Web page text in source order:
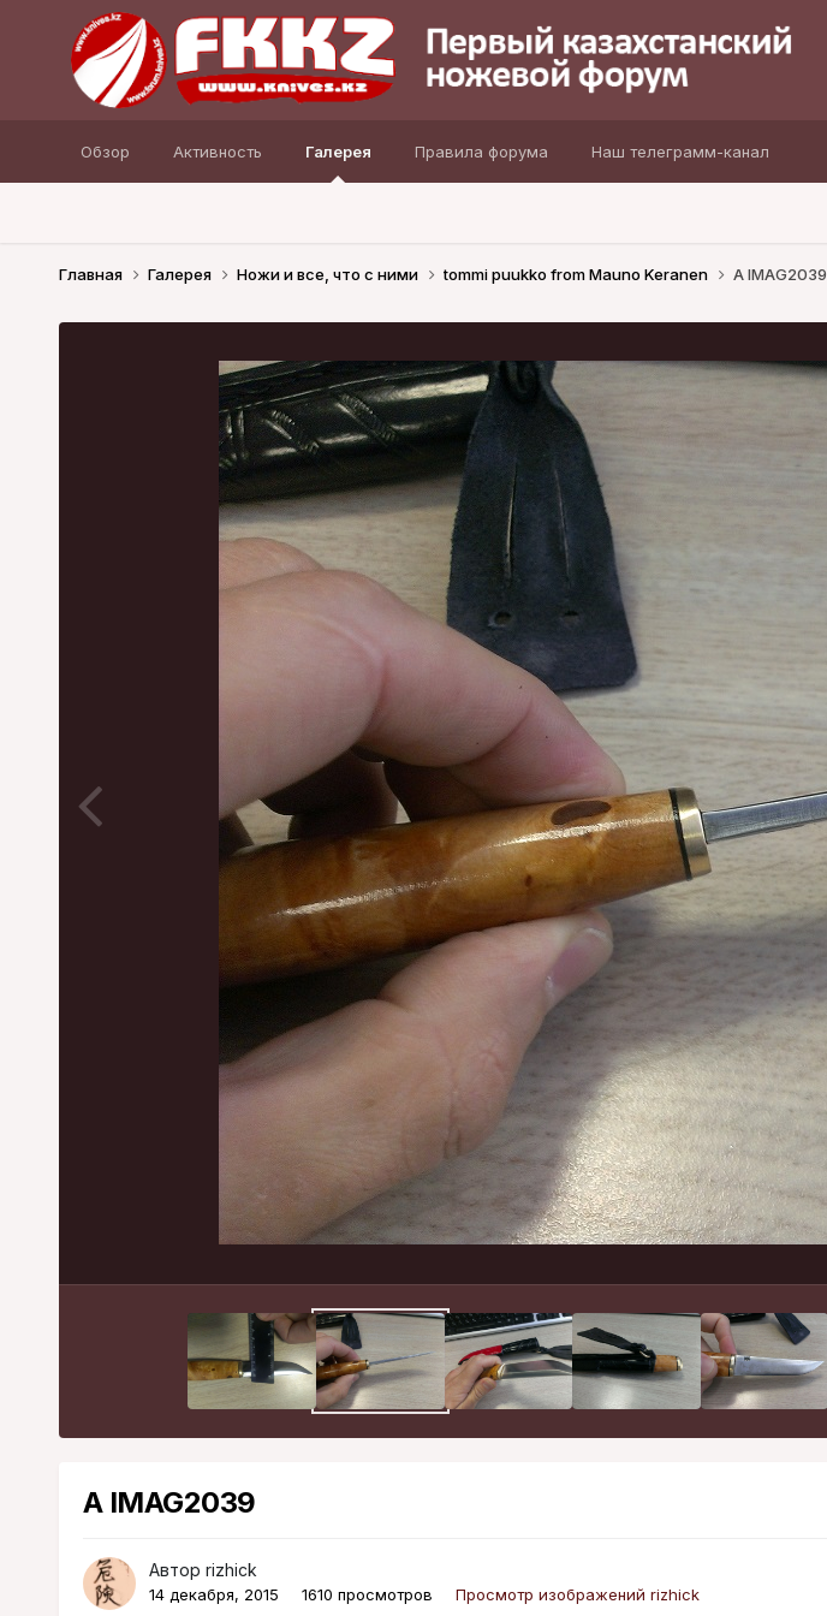
Обзор Активность Галерея Правила форума Наш телеграмм-канал
Главная Галерея Ножи и все, что с ними tommi puukko from Mauno Keranen A IMAG2039
A IMAG2039
Автор rizhick
14 декабря, 2015 1610 просмотров Просмотр изображений rizhick